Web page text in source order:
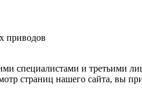
приводов
специалистами и третьими
страниц нашего сайта, вы